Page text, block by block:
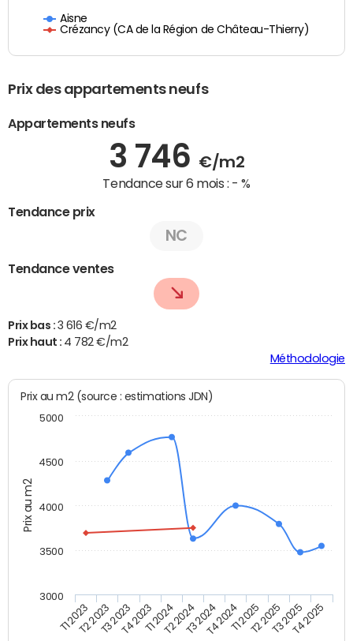
Aisne
Crézancy (CA de la Région de Château-Thierry)
Prix des appartements neufs
Appartements neufs
3 746 €/m2
Tendance sur 6 mois : - %
Tendance prix
NC
Tendance ventes
Prix bas : 3 616 €/m2
Prix haut : 4 782 €/m2
Méthodologie
Prix au m2
Prix au m2 (source : estimations JDN)
T1 2023T2 2023T3 2023T4 2023T1 2024T2 2024T3 2024T4 2024T1 2025T2 2025T3 2025T4 2025
3000
3500
4000
4500
5000